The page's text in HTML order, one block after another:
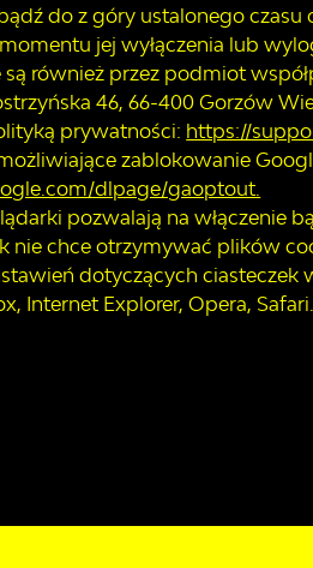
do z góry ustalonego
jej wyłączenia lub
również przez podmiot
46, 66-400 Gorzów
prywatności: https://
zablokowanie
dlpage/gaoptout.
pozwalają na włączenie
nie chce otrzymywać plików
dotyczących
Internet Explorer, Opera,